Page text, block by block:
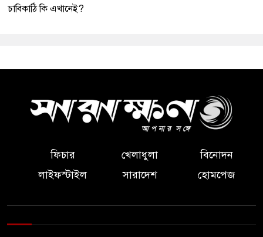
চাবিকাঠি কি এখানেই?
ফিচার খেলাধুলা
বিনোদন
লাইফস্টাইল
সারাদেশ হোমপেজ